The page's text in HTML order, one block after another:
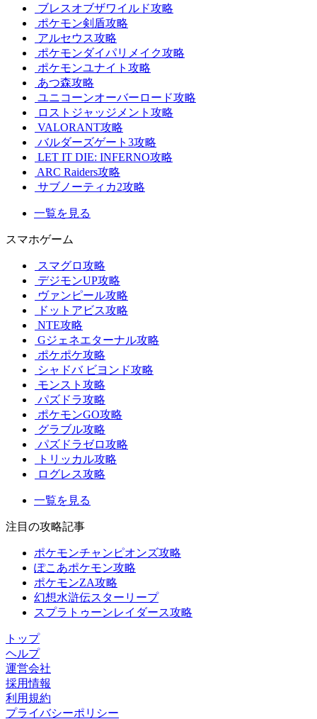
ブレスオブザワイルド攻略
ポケモン剣盾攻略
アルセウス攻略
ポケモンダイパリメイク攻略
ポケモンユナイト攻略
あつ森攻略
ユニコーンオーバーロード攻略
ロストジャッジメント攻略
VALORANT攻略
バルダーズゲート3攻略
LET IT DIE: INFERNO攻略
ARC Raiders攻略
サブノーティカ2攻略
一覧を見る
スマホゲーム
スマグロ攻略
デジモンUP攻略
ヴァンピール攻略
ドットアビス攻略
NTE攻略
Gジェネエターナル攻略
ポケポケ攻略
シャドバ ビヨンド攻略
モンスト攻略
パズドラ攻略
ポケモンGO攻略
グラブル攻略
パズドラゼロ攻略
トリッカル攻略
ログレス攻略
一覧を見る
注目の攻略記事
ポケモンチャンピオンズ攻略
ぽこあポケモン攻略
ポケモンZA攻略
幻想水滸伝スターリープ
スプラトゥーンレイダース攻略
トップ
ヘルプ
運営会社
採用情報
利用規約
プライバシーポリシー